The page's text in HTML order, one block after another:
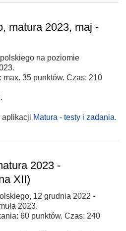
matura 2023, maj -
na poziomie
max. 35 punktów. Czas: 210
aplikacji Matura - testy i zadania.
2023 -
XII)
12 grudnia 2022 -
2023.
60 punktów. Czas: 240